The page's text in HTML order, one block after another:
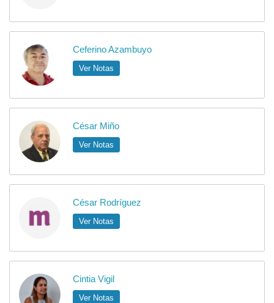
Ceferino Azambuyo
Ver Notas
César Miño
Ver Notas
César Rodríguez
Ver Notas
Cintia Vigil
Ver Notas